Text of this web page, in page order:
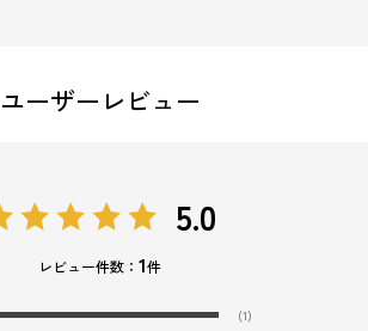
ユーザーレビュー
5.0
レビュー件数：1件
(1)